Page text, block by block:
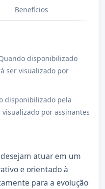
Benefícios
disponibilizado
ser visualizado por
disponibilizado pela
por assinantes
atuar em um
e orientado à
para a evolução